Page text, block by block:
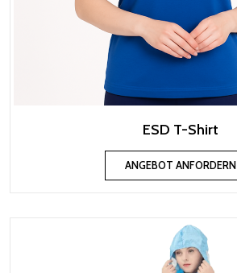
ESD T-Shirt
ANGEBOT ANFORDERN